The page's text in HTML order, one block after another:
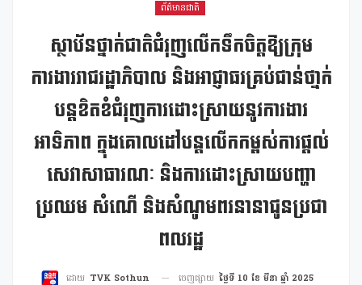
ព័ត៌មានជាតិ
ស្ថាប័នថ្នាក់ជាតិជំរុញលើកទឹកចិត្តឱ្យក្រុម
ការងាររាជរដ្ឋាភិបាល និងអាជ្ញាធរគ្រប់ជាន់ថា្នក់
បន្តខិតខំជំរុញការដោះស្រាយនូវការងារ
អាទិភាព ក្នុងគោលដៅបន្តលើកកម្ពស់ការផ្តល់
សេវាសាធារណៈ និងការដោះស្រាយបញ្ហា
ប្រឈម សំណើ និងសំណូមពរនានាជូនប្រជា
ពលរដ្ឋ
ដោយ TVK Sothun ចេញផ្សាយ ថ្ងៃទី 10 ខែ មីនា ឆ្នាំ 2025